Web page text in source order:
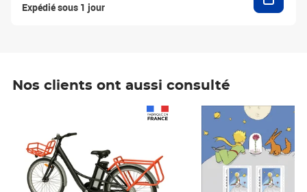
Expédié sous 1 jour
Nos clients ont aussi consulté
Prix 7,50€